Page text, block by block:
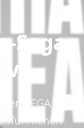
Saga
SEGA und